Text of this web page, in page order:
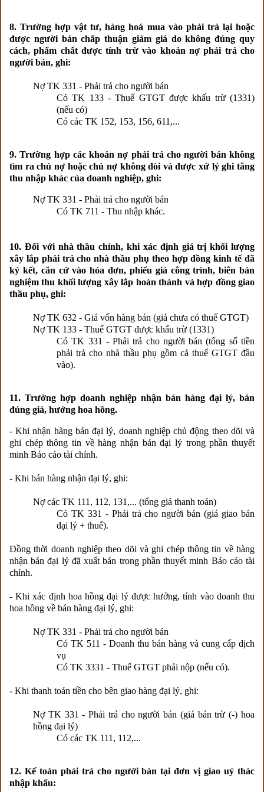
8. Trường hợp vật tư, hàng hoá mua vào phải trả lại hoặc
được người bán chấp thuận giảm giá do không đúng quy
cách, phẩm chất được tính trừ vào khoản nợ phải trả cho
người bán, ghi:
Nợ TK 331 - Phải trả cho người bán
Có TK 133 - Thuế GTGT được khấu trừ (1331)
(nếu có)
Có các TK 152, 153, 156, 611,...
9. Trường hợp các khoản nợ phải trả cho người bán không
tìm ra chủ nợ hoặc chủ nợ không đòi và được xử lý ghi tăng
thu nhập khác của doanh nghiệp, ghi:
Nợ TK 331 - Phải trả cho người bán
Có TK 711 - Thu nhập khác.
10. Đối với nhà thầu chính, khi xác định giá trị khối lượng
xây lắp phải trả cho nhà thầu phụ theo hợp đồng kinh tế đã
ký kết, căn cứ vào hóa đơn, phiếu giá công trình, biên bản
nghiệm thu khối lượng xây lắp hoàn thành và hợp đồng giao
thầu phụ, ghi:
Nợ TK 632 - Giá vốn hàng bán (giá chưa có thuế GTGT)
Nợ TK 133 - Thuế GTGT được khấu trừ (1331)
Có TK 331 - Phải trả cho người bán (tổng số tiền
phải trả cho nhà thầu phụ gồm cả thuế GTGT đầu
vào).
11. Trường hợp doanh nghiệp nhận bán hàng đại lý, bán
đúng giá, hưởng hoa hồng.
- Khi nhận hàng bán đại lý, doanh nghiệp chủ động theo dõi và
ghi chép thông tin về hàng nhận bán đại lý trong phần thuyết
minh Báo cáo tài chính.
- Khi bán hàng nhận đại lý, ghi:
Nợ các TK 111, 112, 131,... (tổng giá thanh toán)
Có TK 331 - Phải trả cho người bán (giá giao bán
đại lý + thuế).
Đồng thời doanh nghiệp theo dõi và ghi chép thông tin về hàng
nhận bán đại lý đã xuất bán trong phần thuyết minh Báo cáo tài
chính.
- Khi xác định hoa hồng đại lý được hưởng, tính vào doanh thu
hoa hồng về bán hàng đại lý, ghi:
Nợ TK 331 - Phải trả cho người bán
Có TK 511 - Doanh thu bán hàng và cung cấp dịch
vụ
Có TK 3331 - Thuế GTGT phải nộp (nếu có).
- Khi thanh toán tiền cho bên giao hàng đại lý, ghi:
Nợ TK 331 - Phải trả cho người bán (giá bán trừ (-) hoa
hồng đại lý)
Có các TK 111, 112,...
12. Kế toán phải trả cho người bán tại đơn vị giao uỷ thác
nhập khẩu: